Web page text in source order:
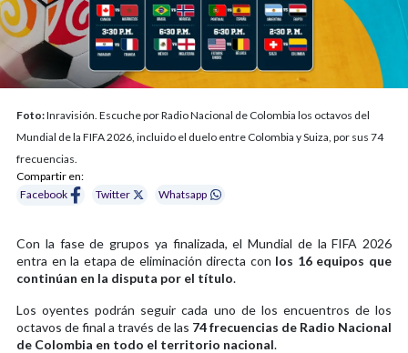
Foto:Inravisión. Escuche por Radio Nacional de Colombia los octavos del
Mundial de la FIFA 2026, incluido el duelo entre Colombia y Suiza, por sus 74
frecuencias.
Compartir en:
Facebook
Twitter Whatsapp
Con la fase de grupos ya finalizada, el Mundial de la FIFA 2026
entra en la etapa de eliminación directa con los 16 equipos que
continúan en la disputa por el título.
Los oyentes podrán seguir cada uno de los encuentros de los
octavos de final a través de las 74 frecuencias de Radio Nacional
de Colombia en todo el territorio nacional.